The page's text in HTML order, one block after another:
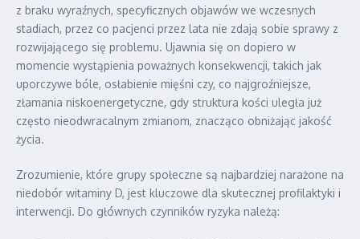
z braku wyraźnych, specyficznych objawów we wczesnych
stadiach, przez co pacjenci przez lata nie zdają sobie sprawy z
rozwijającego się problemu. Ujawnia się on dopiero w
momencie wystąpienia poważnych konsekwencji, takich jak
uporczywe bóle, osłabienie mięśni czy, co najgroźniejsze,
złamania niskoenergetyczne, gdy struktura kości uległa już
często nieodwracalnym zmianom, znacząco obniżając jakość
życia.
Zrozumienie, które grupy społeczne są najbardziej narażone na
niedobór witaminy D, jest kluczowe dla skutecznej profilaktyki i
interwencji. Do głównych czynników ryzyka należą: